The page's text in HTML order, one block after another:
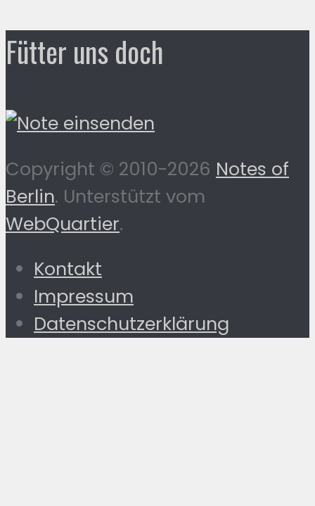
Fütter uns doch
Copyright © 2010-2026 Notes of
Berlin. Unterstützt vom
WebQuartier.
Kontakt
Impressum
Datenschutzerklärung